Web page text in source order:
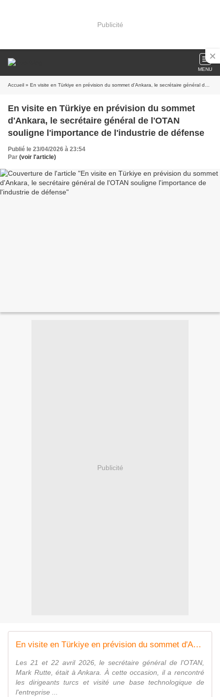
Publicité
MENU
Accueil » En visite en Türkiye en prévision du sommet d'Ankara, le secrétaire général de l'OTAN souligne l'importance de l'industrie de défense
En visite en Türkiye en prévision du sommet
d'Ankara, le secrétaire général de l'OTAN
souligne l'importance de l'industrie de défense
Publié le 23/04/2026 à 23:54
Par (voir l'article)
Publicité
En visite en Türkiye en prévision du sommet d'Ankara, le secrétaire général de l'OTAN souligne l'importance de l'industrie de défense
Les 21 et 22 avril 2026, le secrétaire général de l'OTAN,
Mark Rutte, était à Ankara. À cette occasion, il a rencontré
les dirigeants turcs et visité une base technologique de
l'entreprise ...